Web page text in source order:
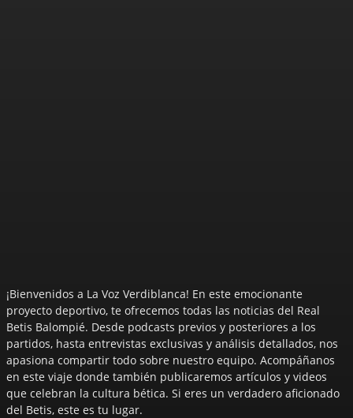
¡Bienvenidos a La Voz Verdiblanca! En este emocionante
proyecto deportivo, te ofrecemos todas las noticias del Real
Betis Balompié. Desde podcasts previos y posteriores a los
partidos, hasta entrevistas exclusivas y análisis detallados, nos
apasiona compartir todo sobre nuestro equipo. Acompáñanos
en este viaje donde también publicaremos artículos y videos
que celebran la cultura bética. Si eres un verdadero aficionado
del Betis, este es tu lugar.